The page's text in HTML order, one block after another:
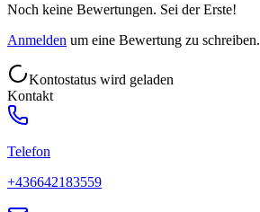
Noch keine Bewertungen. Sei der Erste!
Anmelden um eine Bewertung zu schreiben.
Kontostatus wird geladen
Kontakt
Telefon
+436642183559